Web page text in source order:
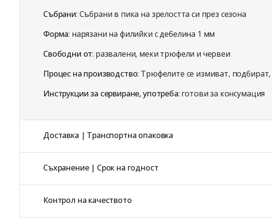
Събрани: Събрани в пика на зрелостта си през сезона
Форма: нарязани на филийки с дебелина 1 мм
Свободни от: развалени, меки трюфели и червеи
Процес на производство: Трюфелите се измиват,
Инструкции за сервиране, употреба: готови за консумация
Доставка | Транспортна опаковка
Съхранение | Срок на годност
Контрол на качеството